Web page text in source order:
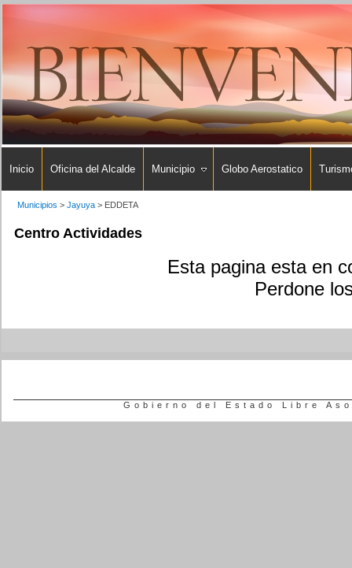
Inicio Oficina del Alcalde Municipio Globo Aerostatico
Municipios > Jayuya> EDDETA
Centro Actividades
Esta pagina esta en
Perdone
Gobierno del Estado Libre